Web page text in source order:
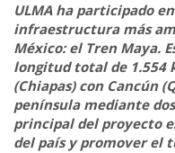
ULMA ha participado
infraestructura más
México: el Tren Maya.
longitud total de 1.554
(Chiapas) con Cancún
península mediante
principal del proyecto
del país y promover el